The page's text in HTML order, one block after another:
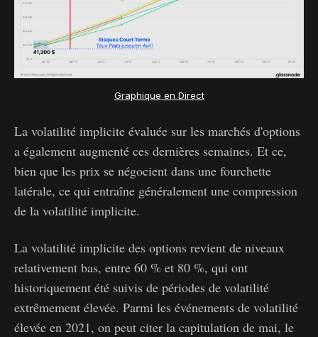
Graphique en Direct
La volatilité implicite évaluée sur les marchés d'options
a également augmenté ces dernières semaines. Et ce,
bien que les prix se négocient dans une fourchette
latérale, ce qui entraîne généralement une compression
de la volatilité implicite.
La volatilité implicite des options revient de niveaux
relativement bas, entre 60 % et 80 %, qui ont
historiquement été suivis de périodes de volatilité
extrêmement élevée. Parmi les événements de volatilité
élevée en 2021, on peut citer la capitulation de mai, le